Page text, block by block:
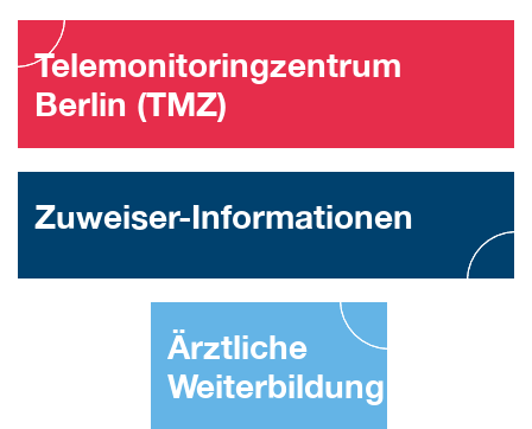
Telemonitoringzentrum
Berlin (TMZ)
Zuweiser-Informationen
Ärztliche
Weiterbildung